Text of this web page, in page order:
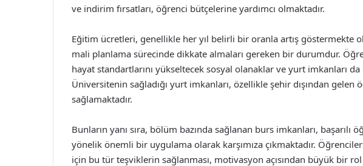
ve indirim fırsatları, öğrenci bütçelerine yardımcı olmaktadır.
Eğitim ücretleri, genellikle her yıl belirli bir oranla artış göstermekte
mali planlama sürecinde dikkate almaları gereken bir durumdur.
hayat standartlarını yükseltecek sosyal olanaklar ve yurt imkanları da
Üniversitenin sağladığı yurt imkanları, özellikle şehir dışından
sağlamaktadır.
Bunların yanı sıra, bölüm bazında sağlanan burs imkanları, başarılı
yönelik önemli bir uygulama olarak karşımıza çıkmaktadır.
için bu tür teşviklerin sağlanması, motivasyon açısından büyük bir rol